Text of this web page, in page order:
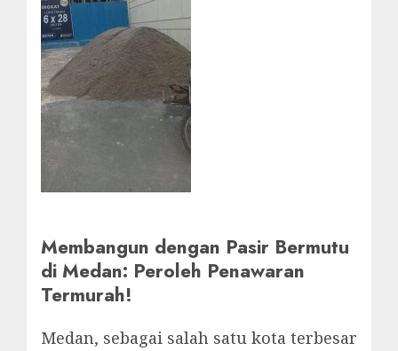
Membangun dengan Pasir Bermutu
di Medan: Peroleh Penawaran
Termurah!
Medan, sebagai salah satu kota terbesar